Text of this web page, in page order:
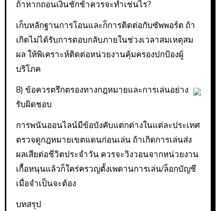
ถ้าหากถอนเงินชักช้าควรจะทำเช่นไร?
เก็บหลักฐานการโอนและก็การติดต่อกับซัพพอร์ต ถ้า
เกิดไม่ได้รับการตอบกลับภายในช่วงเวลาสมเหตุสม
ผล ให้พิเคราะห์ติดต่อหน่วยงานคุ้มครองปกป้องผู้
บริโภค
8) ข้อควรตรึกตรองทางกฎหมายและการเล่นอย่าง
รับผิดชอบ
การพนันออนไลน์มีข้อบังคับแตกต่างในแต่ละประเทศ
ตรวจดูกฎหมายเขตแดนก่อนเล่น ถ้าเกิดการเล่นส่ง
ผลเสียต่อชีวิตประจำวัน ควรจะวิงวอนจากหน่วยงาน
เกื้อหนุนแล้วก็ใคร่ครวญตั้งเพดานการเล่น/ล็อกบัญชี
เมื่อจำเป็นจะต้อง
บทสรุป